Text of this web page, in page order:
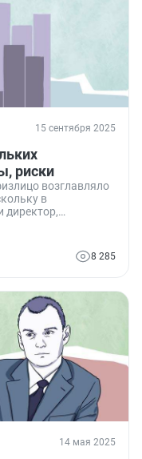
15 сентября 2025
риски
возглавляло
в
директор,
признать
узнать детали и
с директором,
8 285
14 мая 2025